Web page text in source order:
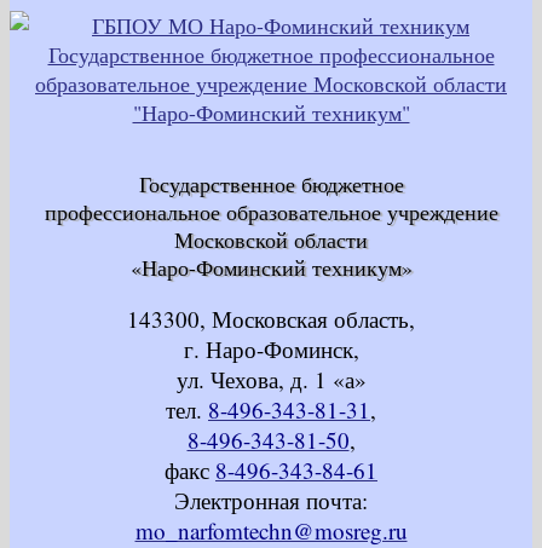
Государственное бюджетное
профессиональное образовательное учреждение
Московской области
«Наро-Фоминский техникум»
143300, Московская область,
г. Наро-Фоминск,
ул. Чехова, д. 1 «а»
тел. 8-496-343-81-31,
8-496-343-81-50,
факс 8-496-343-84-61
Электронная почта:
mo_narfomtechn@mosreg.ru